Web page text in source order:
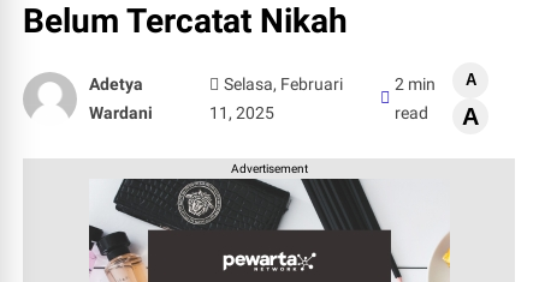
Belum Tercatat Nikah
Adetya
Wardani
Selasa, Februari
11, 2025
2 min
read
A
A
Advertisement